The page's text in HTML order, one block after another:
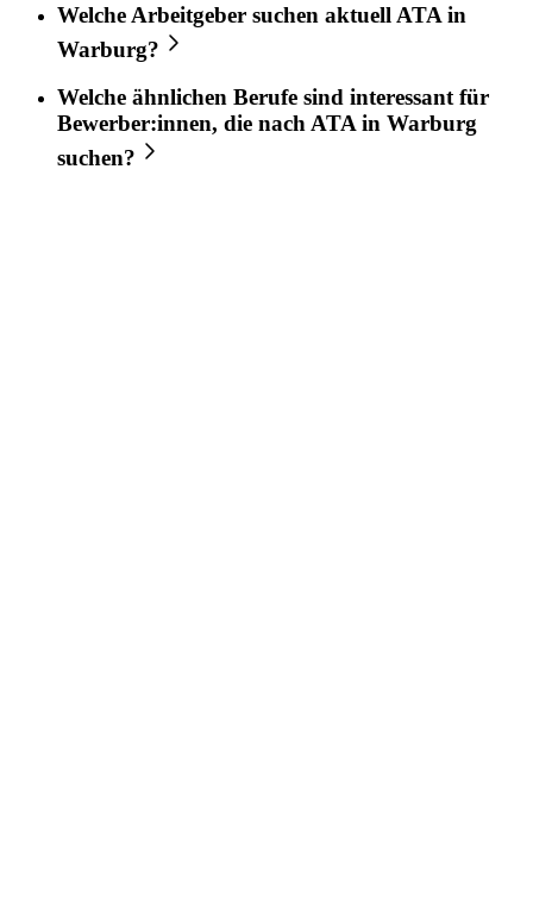
Welche Arbeitgeber suchen aktuell ATA in
Warburg?
Welche ähnlichen Berufe sind interessant für
Bewerber:innen, die nachATAin Warburg
suchen?